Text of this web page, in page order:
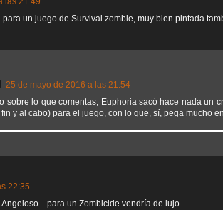
un juego de Survival zombie, muy bien pintada
25 de mayo de 2016 a las 21:54
sobre lo que comentas, Euphoria sacó hace nada un
y al cabo) para el juego, con lo que, sí, pega mucho
22:35
para un Zombicide vendría de lujo